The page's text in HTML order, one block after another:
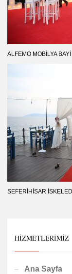
ALFEMO MOBILYA
SEFERIHISAR
HIZMETLERIMIZ
Ana Sayfa